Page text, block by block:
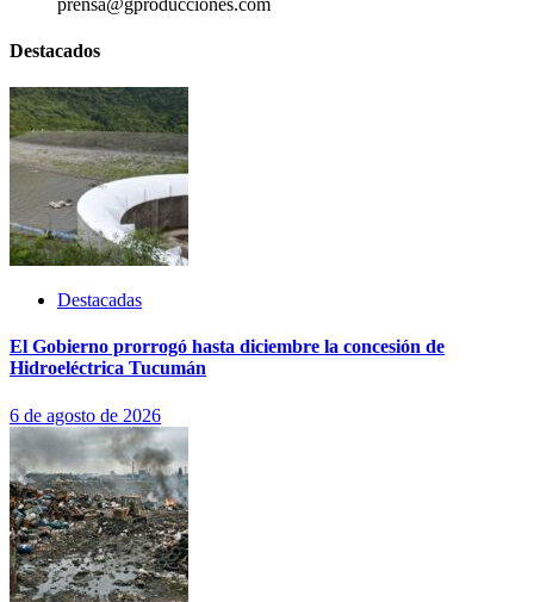
Destacados
Destacadas
El Gobierno prorrogó hasta diciembre la concesión de
Hidroeléctrica Tucumán
6 de agosto de 2026